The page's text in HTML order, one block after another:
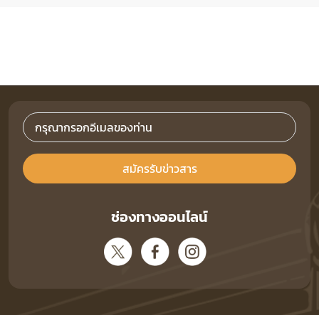
สมัครรับข่าวสาร
ช่องทางออนไลน์